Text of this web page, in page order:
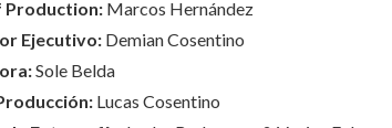
Production:Marcos Hernández
Ejecutivo:Demian Cosentino
Sole Belda
Lucas Cosentino